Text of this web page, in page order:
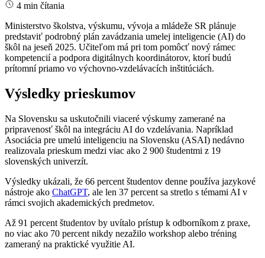
4 min čítania
Ministerstvo školstva, výskumu, vývoja a mládeže SR plánuje
predstaviť podrobný plán zavádzania umelej inteligencie (AI) do
škôl na jeseň 2025. Učiteľom má pri tom pomôcť nový rámec
kompetencií a podpora digitálnych koordinátorov, ktorí budú
prítomní priamo vo výchovno-vzdelávacích inštitúciách.
Výsledky prieskumov
Na Slovensku sa uskutočnili viaceré výskumy zamerané na
pripravenosť škôl na integráciu AI do vzdelávania. Napríklad
Asociácia pre umelú inteligenciu na Slovensku (ASAI) nedávno
realizovala prieskum medzi viac ako 2 900 študentmi z 19
slovenských univerzít.
Výsledky ukázali, že 66 percent študentov denne používa jazykové
nástroje ako ChatGPT, ale len 37 percent sa stretlo s témami AI v
rámci svojich akademických predmetov.
Až 91 percent študentov by uvítalo prístup k odborníkom z praxe,
no viac ako 70 percent nikdy nezažilo workshop alebo tréning
zameraný na praktické využitie AI.